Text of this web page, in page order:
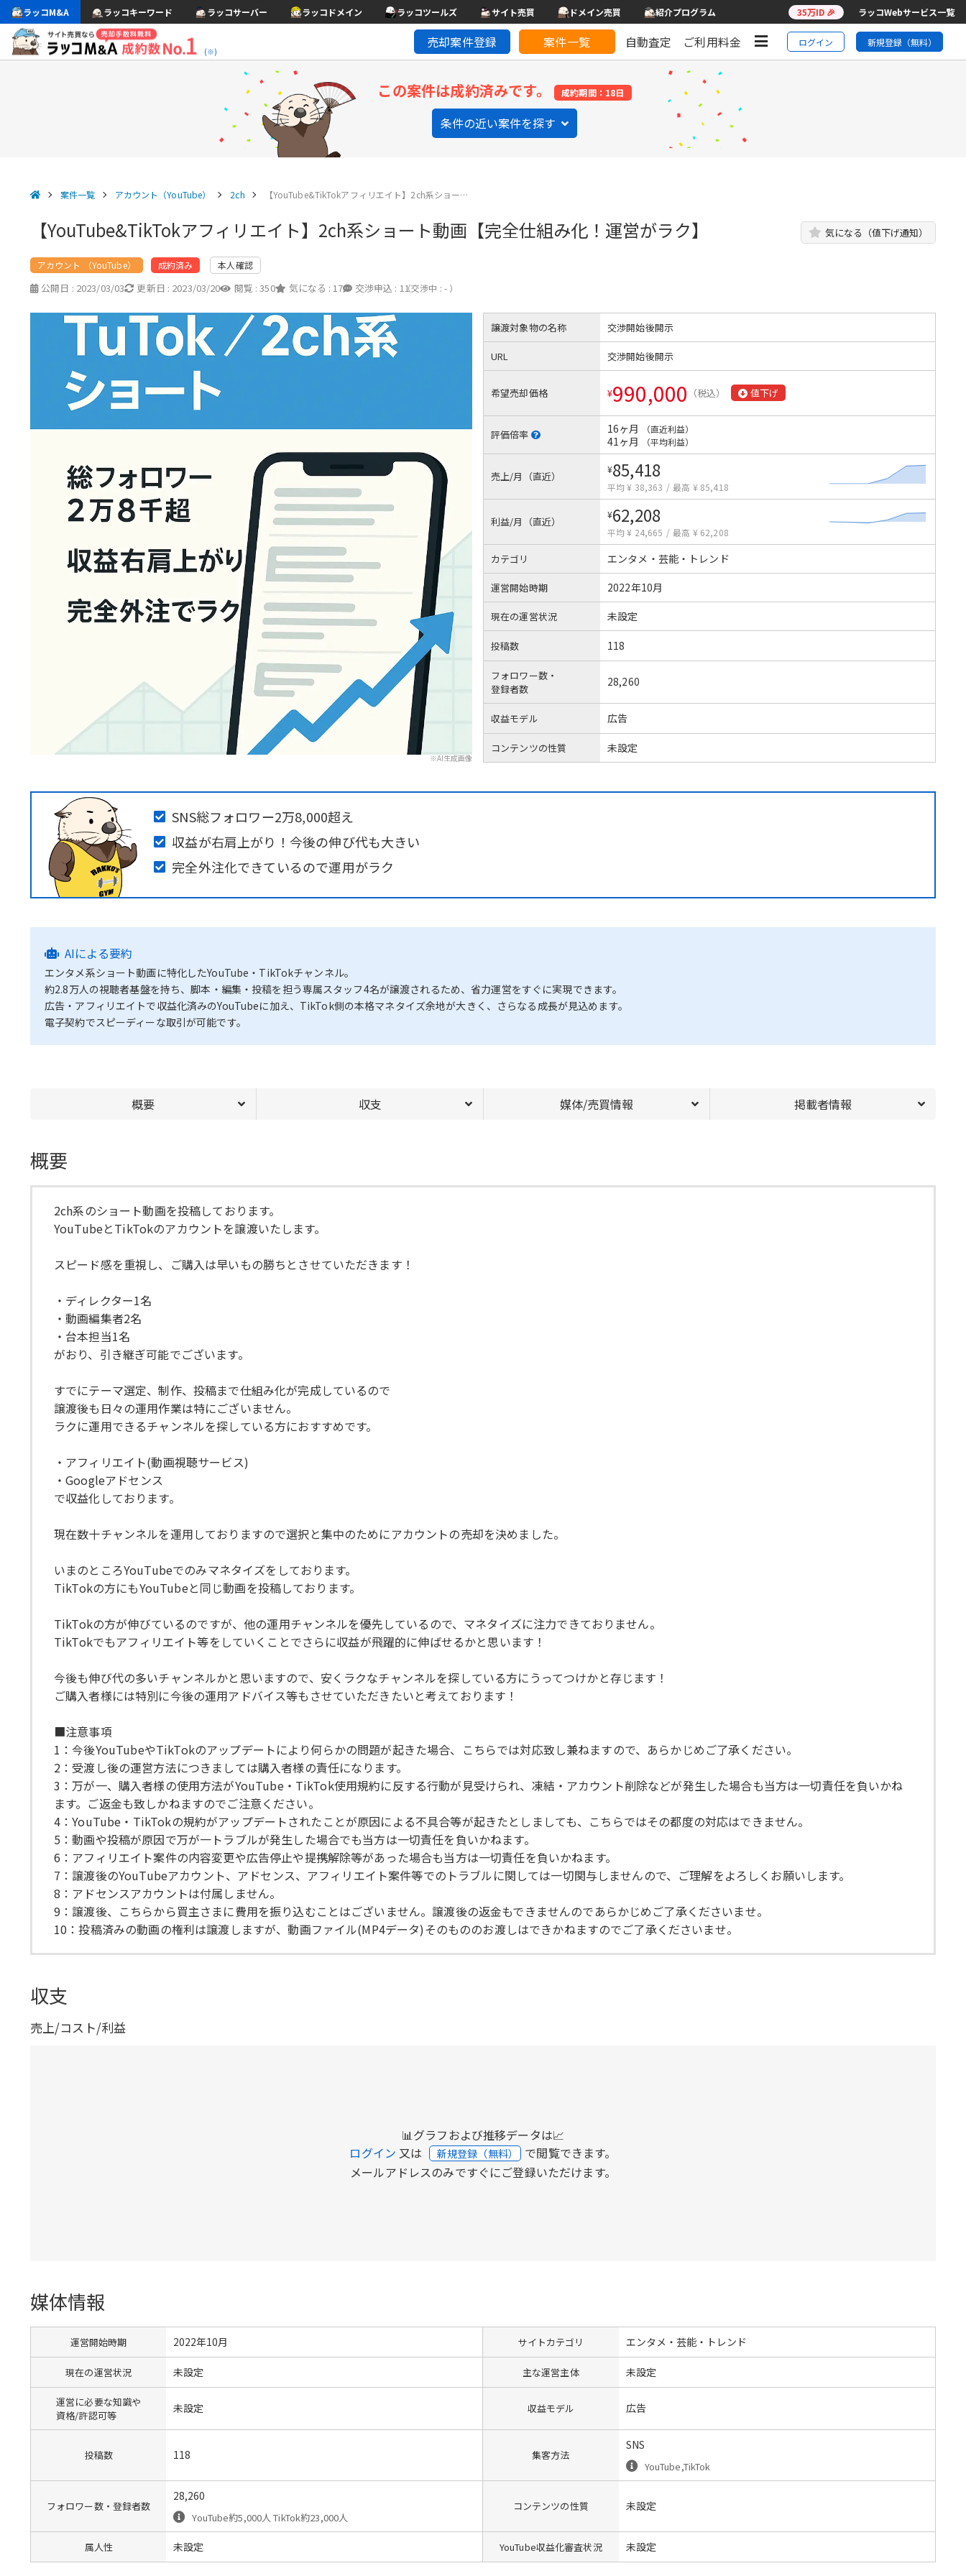
ラッコM&A ラッコキーワード ラッコサーバー ラッコドメイン ラッコツールズ サイト売買 ドメイン売買 紹介プログラム 35万ID 🎉 ラッコWebサービス一覧
(※)
売却案件登録 案件一覧 自動査定 ご利用料金 ログイン 新規登録（無料）
この案件は成約済みです。 成約期間：18日
条件の近い案件を探す
案件一覧 アカウント（YouTube） 2ch 【YouTube&TikTokアフィリエイト】2ch系ショー…
【YouTube&TikTokアフィリエイト】2ch系ショート動画【完全仕組み化！運営がラク】 気になる（値下げ通知）
アカウント （YouTube） 成約済み 本人確認
公開日 : 2023/03/03 更新日 : 2023/03/20 閲覧 :350 気になる : 17 交渉申込 : 11
（交渉中 : - ）
※AI生成画像
譲渡対象物の名称 交渉開始後開示
URL 交渉開始後開示
希望売却価格 ¥990,000 （税込） 値下げ
評価倍率 16ヶ月 （直近利益）
41ヶ月 （平均利益）
売上/月（直近）
¥85,418
平均 ¥ 38,363 / 最高 ¥ 85,418
利益/月（直近）
¥62,208
平均 ¥ 24,665 / 最高 ¥ 62,208
カテゴリ エンタメ・芸能・トレンド
運営開始時期 2022年10月
現在の運営状況 未設定
投稿数 118
フォロワー数・
登録者数
28,260
収益モデル 広告
コンテンツの性質 未設定
SNS総フォロワー2万8,000超え
収益が右肩上がり！今後の伸び代も大きい
完全外注化できているので運用がラク
AIによる要約
エンタメ系ショート動画に特化したYouTube・TikTokチャンネル。
約2.8万人の視聴者基盤を持ち、脚本・編集・投稿を担う専属スタッフ4名が譲渡されるため、省力運営をすぐに実現できます。
広告・アフィリエイトで収益化済みのYouTubeに加え、TikTok側の本格マネタイズ余地が大きく、さらなる成長が見込めます。
電子契約でスピーディーな取引が可能です。
概要 収支 媒体/売買情報 掲載者情報
概要
2ch系のショート動画を投稿しております。
YouTubeとTikTokのアカウントを譲渡いたします。
スピード感を重視し、ご購入は早いもの勝ちとさせていただきます！
・ディレクター1名
・動画編集者2名
・台本担当1名
がおり、引き継ぎ可能でございます。
すでにテーマ選定、制作、投稿まで仕組み化が完成しているので
譲渡後も日々の運用作業は特にございません。
ラクに運用できるチャンネルを探している方におすすめです。
・アフィリエイト(動画視聴サービス)
・Googleアドセンス
で収益化しております。
現在数十チャンネルを運用しておりますので選択と集中のためにアカウントの売却を決めました。
いまのところYouTubeでのみマネタイズをしております。
TikTokの方にもYouTubeと同じ動画を投稿しております。
TikTokの方が伸びているのですが、他の運用チャンネルを優先しているので、マネタイズに注力できておりません。
TikTokでもアフィリエイト等をしていくことでさらに収益が飛躍的に伸ばせるかと思います！
今後も伸び代の多いチャンネルかと思いますので、安くラクなチャンネルを探している方にうってつけかと存じます！
ご購入者様には特別に今後の運用アドバイス等もさせていただきたいと考えております！
■注意事項
1：今後YouTubeやTikTokのアップデートにより何らかの問題が起きた場合、こちらでは対応致し兼ねますので、あらかじめご了承ください。
2：受渡し後の運営方法につきましては購入者様の責任になります。
3：万が一、購入者様の使用方法がYouTube・TikTok使用規約に反する行動が見受けられ、凍結・アカウント削除などが発生した場合も当方は一切責任を負いかね
ます。ご返金も致しかねますのでご注意ください。
4：YouTube・TikTokの規約がアップデートされたことが原因による不具合等が起きたとしましても、こちらではその都度の対応はできません。
5：動画や投稿が原因で万が一トラブルが発生した場合でも当方は一切責任を負いかねます。
6：アフィリエイト案件の内容変更や広告停止や提携解除等があった場合も当方は一切責任を負いかねます。
7：譲渡後のYouTubeアカウント、アドセンス、アフィリエイト案件等でのトラブルに関しては一切関与しませんので、ご理解をよろしくお願いします。
8：アドセンスアカウントは付属しません。
9：譲渡後、こちらから買主さまに費用を振り込むことはございません。譲渡後の返金もできませんのであらかじめご了承くださいませ。
10：投稿済みの動画の権利は譲渡しますが、動画ファイル(MP4データ)そのもののお渡しはできかねますのでご了承くださいませ。
収支
売上/コスト/利益
📊グラフおよび推移データは📈
ログイン 又は 新規登録（無料） で閲覧できます。
メールアドレスのみですぐにご登録いただけます。
媒体情報
運営開始時期 2022年10月 サイトカテゴリ エンタメ・芸能・トレンド
現在の運営状況 未設定 主な運営主体 未設定
運営に必要な知識や
資格/許認可等
未設定 収益モデル 広告
投稿数 118 集客方法
SNS
YouTube,TikTok
フォロワー数・登録者数
28,260
YouTube約5,000人 TikTok約23,000人
コンテンツの性質 未設定
属人性 未設定 YouTube収益化審査状況 未設定